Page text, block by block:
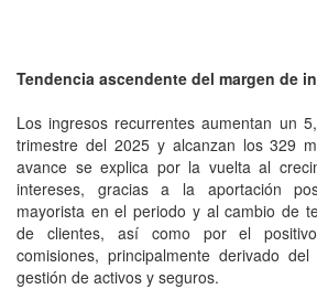
Tendencia ascendente del margen de
Los ingresos recurrentes aumentan un
trimestre del 2025 y alcanzan los 329
avance se explica por la vuelta al
intereses, gracias a la aportación
mayorista en el periodo y al cambio de
de clientes, así como por el
comisiones, principalmente derivado
gestión de activos y seguros.